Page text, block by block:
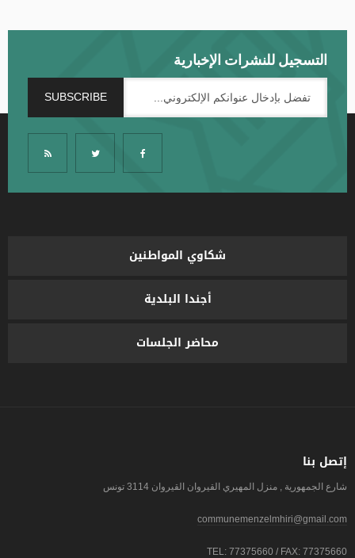
التسجيل للنشرات الإخبارية
شكاوي المواطنين
أجندا البلدية
محاضر الجلسات
إتصل بنا
شارع الجمهورية , منزل المهيري القيروان القيروان 3114 تونس
communemenzelmhiri@gmail.com
TEL: 77375660 / FAX: 77375660